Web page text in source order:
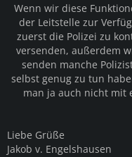
Wenn wir diese
der Leitstelle zur
zuerst die Polizei zu
versenden, außerdem
senden manche
selbst genug zu tun
man ja auch nicht mit
Liebe Grüße
Jakob v. Engelshausen